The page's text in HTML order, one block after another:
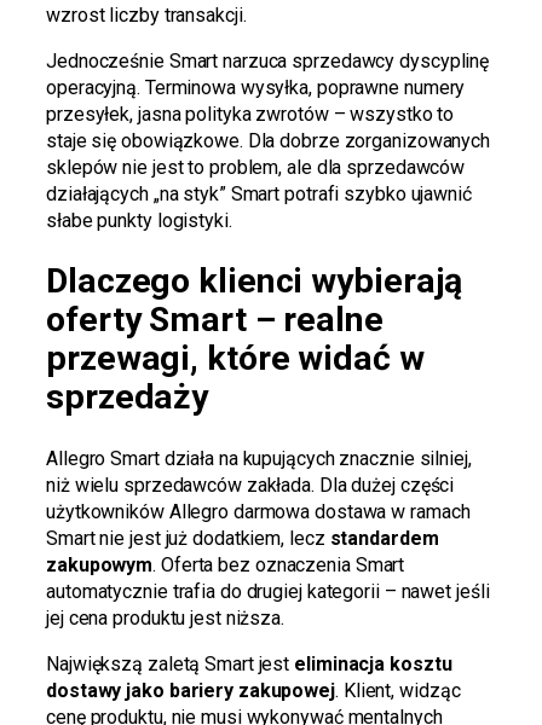
wzrost liczby transakcji.
Jednocześnie Smart narzuca sprzedawcy dyscyplinę
operacyjną. Terminowa wysyłka, poprawne numery
przesyłek, jasna polityka zwrotów – wszystko to
staje się obowiązkowe. Dla dobrze zorganizowanych
sklepów nie jest to problem, ale dla sprzedawców
działających „na styk” Smart potrafi szybko ujawnić
słabe punkty logistyki.
Dlaczego klienci wybierają
oferty Smart – realne
przewagi, które widać w
sprzedaży
Allegro Smart działa na kupujących znacznie silniej,
niż wielu sprzedawców zakłada. Dla dużej części
użytkowników Allegro darmowa dostawa w ramach
Smart nie jest już dodatkiem, lecz standardem
zakupowym. Oferta bez oznaczenia Smart
automatycznie trafia do drugiej kategorii – nawet jeśli
jej cena produktu jest niższa.
Największą zaletą Smart jest eliminacja kosztu
dostawy jako bariery zakupowej. Klient, widząc
cenę produktu, nie musi wykonywać mentalnych